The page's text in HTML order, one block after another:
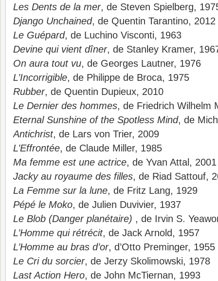
Les Dents de la mer, de Steven Spielberg,
Django Unchained, de Quentin Tarantino, 2012
Le Guépard, de Luchino Visconti, 1963
Devine qui vient dîner, de Stanley Kramer,
On aura tout vu, de Georges Lautner, 1976
L’Incorrigible, de Philippe de Broca, 1975
Rubber, de Quentin Dupieux, 2010
Le Dernier des hommes, de Friedrich Wilhelm
Eternal Sunshine of the Spotless Mind, de
Antichrist, de Lars von Trier, 2009
L’Effrontée, de Claude Miller, 1985
Ma femme est une actrice, de Yvan Attal, 2001
Jacky au royaume des filles, de Riad Sattouf,
La Femme sur la lune, de Fritz Lang, 1929
Pépé le Moko, de Julien Duvivier, 1937
Le Blob (Danger planétaire) , de Irvin S.
L’Homme qui rétrécit, de Jack Arnold, 1957
L’Homme au bras d’or, d’Otto Preminger, 1955
Le Cri du sorcier, de Jerzy Skolimowski, 1978
Last Action Hero, de John McTiernan, 1993